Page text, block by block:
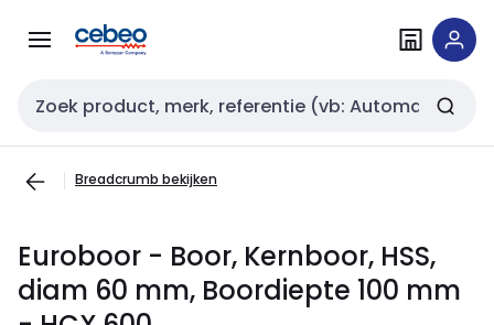
naar
naar
Zoekveld invoer
Breadcrumb bekijken
Euroboor - Boor, Kernboor, HSS,
diam 60 mm, Boordiepte 100 mm